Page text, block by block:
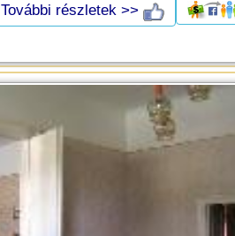
További részletek >>